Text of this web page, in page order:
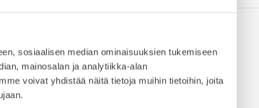
sosiaalisen median ominaisuuksien tukemiseen
mainosalan ja analytiikka-alan
voivat yhdistää näitä tietoja muihin tietoihin, joita
Lataa tuoteinfo (saksa/englanti)
Lataa 3D-tiedosto (Step-tiedosto)